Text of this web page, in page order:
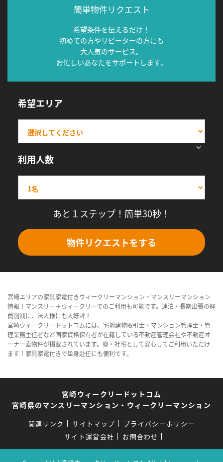
簡単物件リクエスト
希望条件を伝えるだけ！
初めての方やリピーターの方にも
大人気のサービス。
お忙しいあなたをサポートします。
希望エリア
利用人数
あと１ステップ！簡単30秒！
物件リクエストをする
宮崎エリアの家具家電付きウィークリーマンション・マンスリーマンション
情報！マンスリー＋ウィークリーでのご利用も可能です。連泊・長期出張の経
費削減に、法人様にも大好評！
宮崎ウィークリードットコムには、宅地建物取引士・マンション管理士・管
理業務主任者など国家資格保有者が在籍している不動産管理会社や不動産オ
ーナー直物件が掲載されています。寮・社宅として安心してご利用いただけ
ます！家具家電付きで単身赴任にも便利です。
宮崎ウィークリードットコム
宮崎県のマンスリーマンション・ウィークリーマンション
関連リンク サイトマップ
プライバシーポリシー
サイト運営会社
お問合わせ